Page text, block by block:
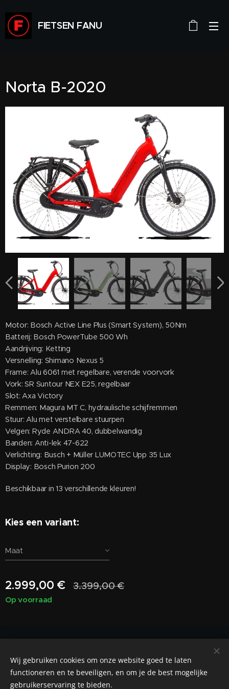
FIETSEN FANU
Norta B-2020
Motor: Bosch Active Line Plus (Smart System), 50Nm
Batterij: Bosch PowerTube 500 Wh
Aandrijving: Ketting
Versnelling: Shimano Nexus 5
Frame: Alu 6061 met regelbare, verende voorvork
Vork: SR Suntour NEX E25, regelbaar
Slot: Axa Victory
Remmen: Magura MT C, hydraulische schijfremmen
Stuur: Alu met verstelbare stuurpen
Velgen: Ryde ANDRA 40, dubbelwandig
Banden: Anti-lek 47-622
Verlichting: Busch + Müller LUMOTEC Upp 35 Lux
Display: Bosch Purion 200
Beschikbaar in 13 verschillende kleuren!
Kies een variant:
Maat
2.999,00 € 3.399,00€
Op voorraad
info@fietsenfanu.be
Cookies
Wij gebruiken cookies om onze website goed te laten
functioneren en te beveiligen, en om je de best mogelijke
gebruikerservaring te bieden.